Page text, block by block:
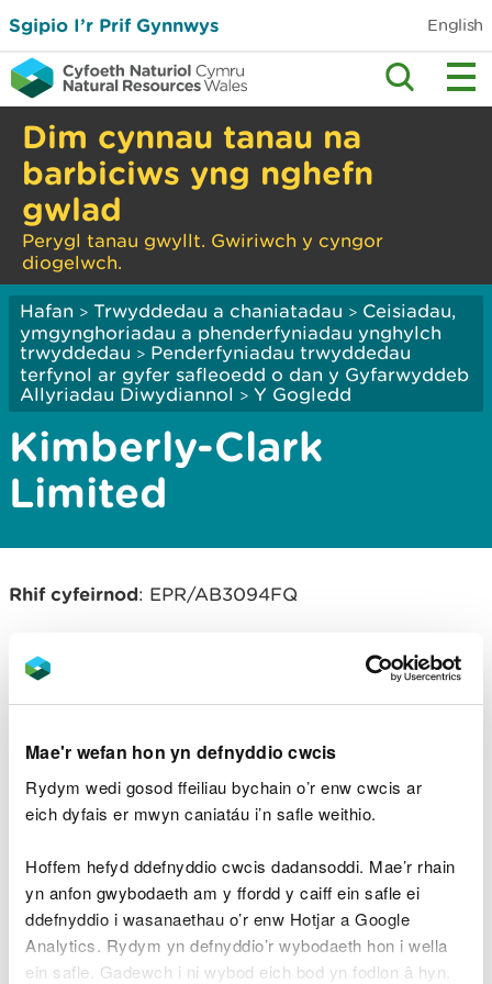
Mae'r wefan hon yn defnyddio cwcis
Rydym wedi gosod ffeiliau bychain o’r enw cwcis ar
eich dyfais er mwyn caniatáu i’n safle weithio.
Hoffem hefyd ddefnyddio cwcis dadansoddi. Mae’r rhain
yn anfon gwybodaeth am y ffordd y caiff ein safle ei
ddefnyddio i wasanaethau o’r enw Hotjar a Google
Analytics. Rydym yn defnyddio’r wybodaeth hon i wella
ein safle. Gadewch i ni wybod eich bod yn fodlon â hyn.
Sgipio I’r Prif Gynnwys English
Dim cynnau tanau na
barbiciws yng nghefn
gwlad
Perygl tanau gwyllt. Gwiriwch y cyngor
diogelwch.
Hafan > Trwyddedau a chaniatadau > Ceisiadau,
ymgynghoriadau a phenderfyniadau ynghylch
trwyddedau > Penderfyniadau trwyddedau
terfynol ar gyfer safleoedd o dan y Gyfarwyddeb
Allyriadau Diwydiannol > Y Gogledd
Kimberly-Clark
Limited
Rhif cyfeirnod: EPR/AB3094FQ
Lawrlwythiadau dogfennau
cysylltiedig
Kimberly Clarke IED Review DD -
Saesneg Yn Unig.pdf PDF [231.2 KB]